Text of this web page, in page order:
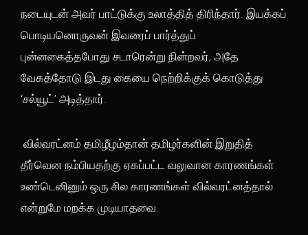
நடையுடன் அவர் பாட்டுக்கு உலாத்தித் திரிந்தார். இயக்கப்
பொடியனொருவன் இவரைப் பார்த்துப்
புன்னகைத்தபோது சடாரென்று நின்றவர், அதே
வேகத்தோடு இடது கையை நெற்றிக்குக் கொடுத்து
‘சல்யூட்’ அடித்தார்.
வில்வரட்னம் தமிழீழம்தான் தமிழர்களின் இறுதித்
தீர்வென நம்பியதற்கு ஏகப்பட்ட வலுவான காரணங்கள்
உண்டெனினும் ஒரு சில காரணங்கள் வில்வரட்னத்தால்
என்றுமே மறக்க முடியாதவை.